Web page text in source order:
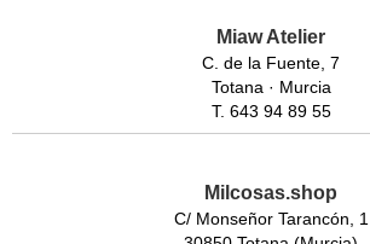
Miaw Atelier
C. de la Fuente, 7
Totana · Murcia
T. 643 94 89 55
Milcosas.shop
C/ Monseñor Tarancón, 1